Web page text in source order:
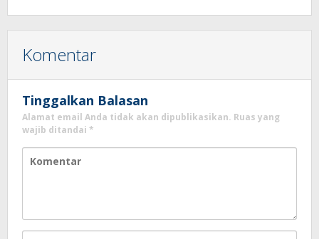
Komentar
Tinggalkan Balasan
Alamat email Anda tidak akan dipublikasikan. Ruas yang
wajib ditandai *